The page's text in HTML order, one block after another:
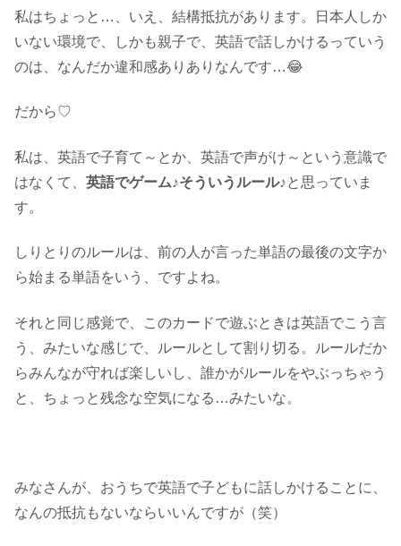
私はちょっと…、いえ、結構抵抗があります。日本人しか
いない環境で、しかも親子で、英語で話しかけるっていう
のは、なんだか違和感ありありなんです…😂
だから♡
私は、英語で子育て～とか、英語で声がけ～という意識で
はなくて、 英語でゲーム♪そういうルール♪と思っていま
す。
しりとりのルールは、前の人が言った単語の最後の文字か
ら始まる単語をいう、ですよね。
それと同じ感覚で、このカードで遊ぶときは英語でこう言
う、みたいな感じで、ルールとして割り切る。ルールだか
らみんなが守れば楽しいし、誰かがルールをやぶっちゃう
と、ちょっと残念な空気になる…みたいな。
みなさんが、おうちで英語で子どもに話しかけることに、
なんの抵抗もないならいいんですが（笑）